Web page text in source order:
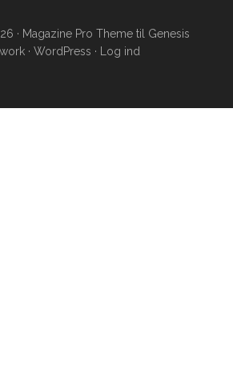
· Magazine Pro Theme til Genesis
· WordPress · Log ind